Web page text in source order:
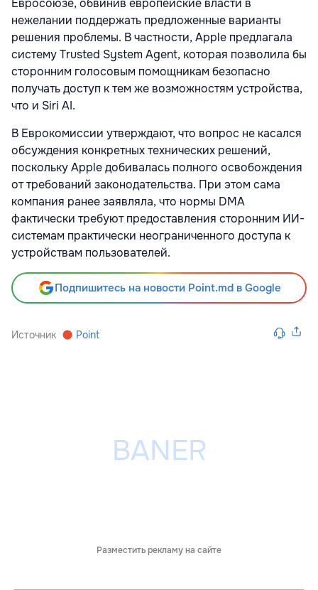
Евросоюзе, обвинив европейские власти в
нежелании поддержать предложенные варианты
решения проблемы. В частности, Apple предлагала
систему Trusted System Agent, которая позволила бы
сторонним голосовым помощникам безопасно
получать доступ к тем же возможностям устройства,
что и Siri AI.
В Еврокомиссии утверждают, что вопрос не касался
обсуждения конкретных технических решений,
поскольку Apple добивалась полного освобождения
от требований законодательства. При этом сама
компания ранее заявляла, что нормы DMA
фактически требуют предоставления сторонним ИИ-
системам практически неограниченного доступа к
устройствам пользователей.
Подпишитесь на новости Point.md в Google
Источник Point
Разместить рекламу на сайте